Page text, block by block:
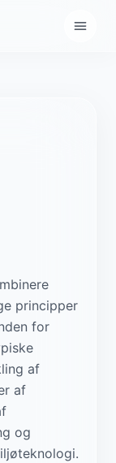
principper
for
af
af
og